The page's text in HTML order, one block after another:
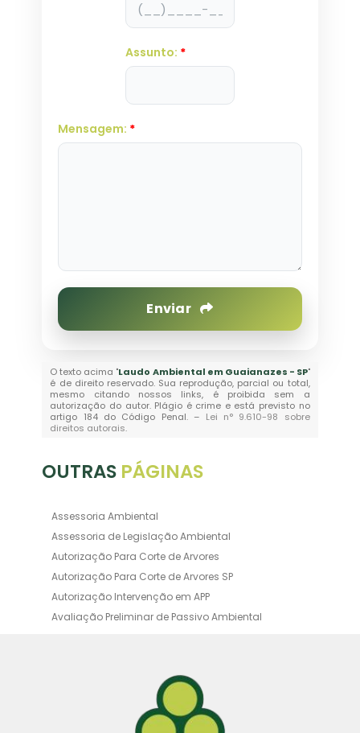
Assunto: *
Mensagem: *
Enviar
O texto acima "Laudo Ambiental em Guaianazes - SP"
é de direito reservado. Sua reprodução, parcial ou total,
mesmo citando nossos links, é proibida sem a
autorização do autor. Plágio é crime e está previsto no
artigo 184 do Código Penal. – Lei n° 9.610-98 sobre
direitos autorais.
OUTRAS PÁGINAS
Assessoria Ambiental
Assessoria de Legislação Ambiental
Autorização Para Corte de Arvores
Autorização Para Corte de Arvores SP
Autorização Intervenção em APP
Avaliação Preliminar de Passivo Ambiental
Certificado de Movimentação de Resíduos de
Certificado de Movimentação de Resíduos de
Interesse Ambiental Cadri